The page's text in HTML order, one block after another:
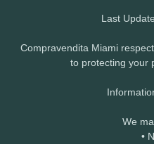
Last
Compravendita Miami
to protecting your
We
•